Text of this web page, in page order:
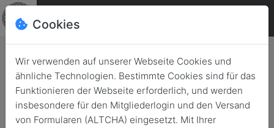
Cookies
Wir verwenden auf unserer Webseite Cookies und
ähnliche Technologien. Bestimmte Cookies sind für das
Funktionieren der Webseite erforderlich, und werden
insbesondere für den Mitgliederlogin und den Versand
von Formularen (ALTCHA) eingesetzt. Mit Ihrer